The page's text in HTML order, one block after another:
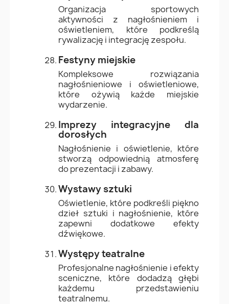
Organizacja sportowych
aktywności z nagłośnieniem i
oświetleniem, które podkreślą
rywalizację i integrację zespołu.
Festyny miejskie
Kompleksowe rozwiązania
nagłośnieniowe i oświetleniowe,
które ożywią każde miejskie
wydarzenie.
Imprezy integracyjne dla
dorosłych
Nagłośnienie i oświetlenie, które
stworzą odpowiednią atmosferę
do prezentacji i zabawy.
Wystawy sztuki
Oświetlenie, które podkreśli piękno
dzieł sztuki i nagłośnienie, które
zapewni dodatkowe efekty
dźwiękowe.
Występy teatralne
Profesjonalne nagłośnienie i efekty
sceniczne, które dodadzą głębi
każdemu przedstawieniu
teatralnemu.